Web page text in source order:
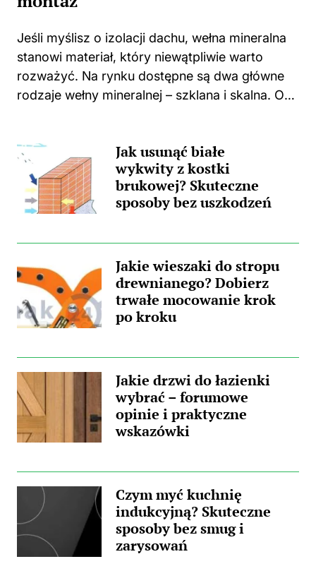
Jeśli myślisz o izolacji dachu, wełna mineralna
stanowi materiał, który niewątpliwie warto
rozważyć. Na rynku dostępne są dwa główne
rodzaje wełny mineralnej – szklana i skalna. Oba
nich ma swoje...
Jak usunąć białe
wykwity z kostki
brukowej? Skuteczne
sposoby bez uszkodzeń
Jakie wieszaki do stropu
drewnianego? Dobierz
trwałe mocowanie krok
po kroku
Jakie drzwi do łazienki
wybrać – forumowe
opinie i praktyczne
wskazówki
Czym myć kuchnię
indukcyjną? Skuteczne
sposoby bez smug i
zarysowań